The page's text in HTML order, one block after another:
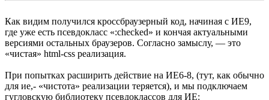
Как видим получился кроссбраузерный код, начиная с ИЕ9,
где уже есть псевдокласс «:checked» и кончая актуальными
версиями остальных браузеров. Cогласно замыслу, — это
«чистая» html-css реализация.
При попытках расширить действие на ИЕ6-8, (тут, как обычно
для ие,- «чистота» реализации теряется), и мы подключаем
гугловскую библиотеку псевдоклассов для ИЕ: